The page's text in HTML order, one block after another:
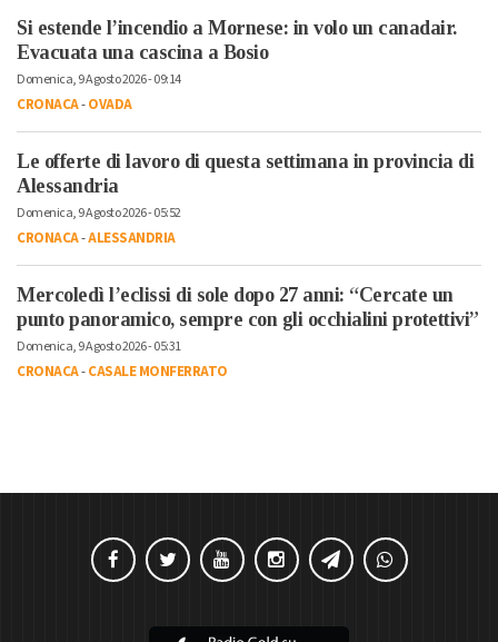
Si estende l’incendio a Mornese: in volo un canadair.
Evacuata una cascina a Bosio
Domenica, 9 Agosto 2026 - 09:14
CRONACA-OVADA
Le offerte di lavoro di questa settimana in provincia di
Alessandria
Domenica, 9 Agosto 2026 - 05:52
CRONACA-ALESSANDRIA
Mercoledì l’eclissi di sole dopo 27 anni: “Cercate un
punto panoramico, sempre con gli occhialini protettivi”
Domenica, 9 Agosto 2026 - 05:31
CRONACA-CASALE MONFERRATO